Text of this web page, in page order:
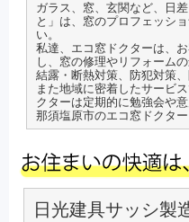
ガラス、窓、玄関など、日
と」は、窓のプロフェッシ
い。
私達、エコ窓ドクターは、
し、窓の修理やリフォーム
結露・断熱対策、防犯対策
また地域に密着したサービ
クターは定期的に勉強会や
那須塩原市のエコ窓ドクタ
日光建具サッシ製